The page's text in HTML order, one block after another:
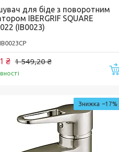
для біде з поворотним
IBERGRIF SQUARE
(IB0023)
IB0023CP
1 549,20 ₴
₴
–17%